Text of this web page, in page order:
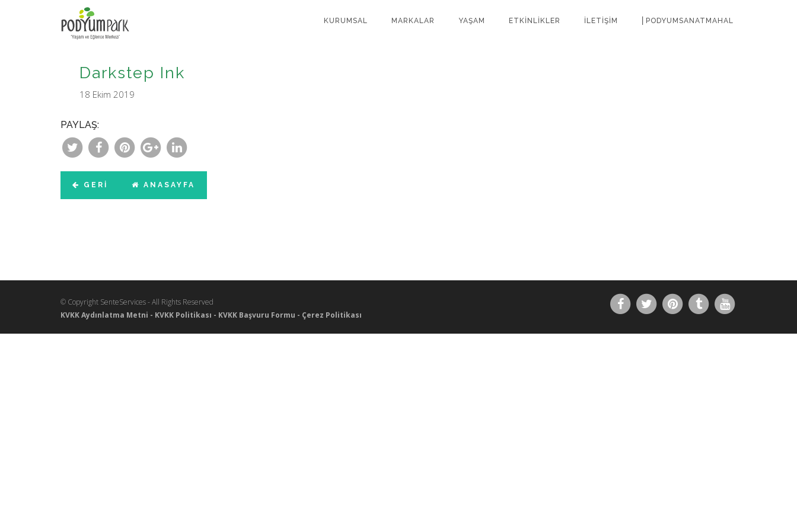
KURUMSAL MARKALAR YAŞAM ETKİNLİKLER İLETİŞİM ⎜PODYUMSANATMAHAL
Darkstep Ink
18 Ekim 2019
PAYLAŞ:
GERI ANASAYFA
© Copyright SenteServices - All Rights Reserved
KVKK Aydınlatma Metni - KVKK Politikası - KVKK Başvuru Formu - Çerez Politikası